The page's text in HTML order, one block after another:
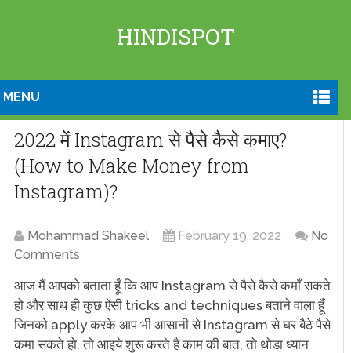
HINDISPOT
MENU
2022 में Instagram से पैसे कैसे कमाए?
(How to Make Money from
Instagram)?
Mohammad Shakeel February 19, 2022
No
Comments
आज मैं आपको बताता हूँ कि आप Instagram से पैसे कैसे कमाँ सकते
हो और साथ ही कुछ ऐसी tricks and techniques बताने वाला हूँ
जिनको apply करके आप भी आसानी से Instagram से घर बैठे पैसे
कमा सकते हो. तो आइये शुरू करते है काम की बात, तो थोडा ध्यान